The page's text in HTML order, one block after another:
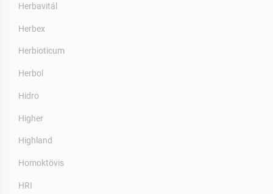
Herbavitál
Herbex
Herbioticum
Herbol
Hidro
Higher
Highland
Homoktövis
HRI